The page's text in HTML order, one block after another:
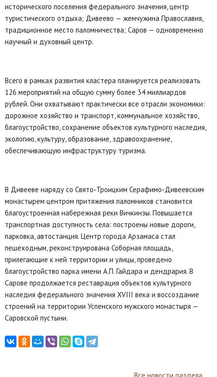
исторического поселения федерального значения, центр
туристического отдыха; Дивеево — жемчужина Православия,
традиционное место паломничества; Саров — одновременно
научный и духовный центр.
Всего в рамках развития кластера планируется реализовать
126 мероприятий на общую сумму более 34 миллиардов
рублей. Они охватывают практически все отрасли экономики:
дорожное хозяйство и транспорт, коммунальное хозяйство,
благоустройство, сохранение объектов культурного наследия,
экологию, культуру, образование, здравоохранение,
обеспечивающую инфраструктуру туризма.
В Дивееве наряду со Свято-Троицким Серафимо-Дивеевским
монастырем центром притяжения паломников становится
благоустроенная набережная реки Вичкинзы. Повышается
транспортная доступность села: построены новые дороги,
парковка, автостанция. Центр города Арзамаса стал
пешеходным, реконструирована Соборная площадь,
прилегающие к ней территории и улицы, проведено
благоустройство парка имени А.П. Гайдара и дендрария. В
Сарове продолжается реставрация объектов культурного
наследия федерального значения XVIII века и воссоздание
строений на территории Успенского мужского монастыря —
Саровской пустыни.